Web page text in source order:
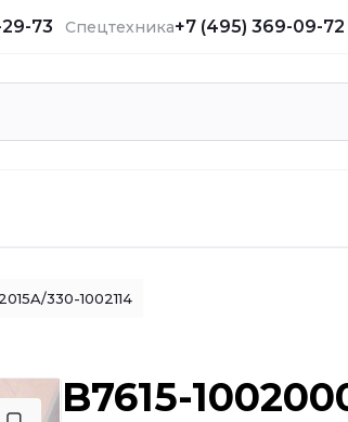
73 Спецтехника+7 (495) 369-09-72
330-1002114
B7615-